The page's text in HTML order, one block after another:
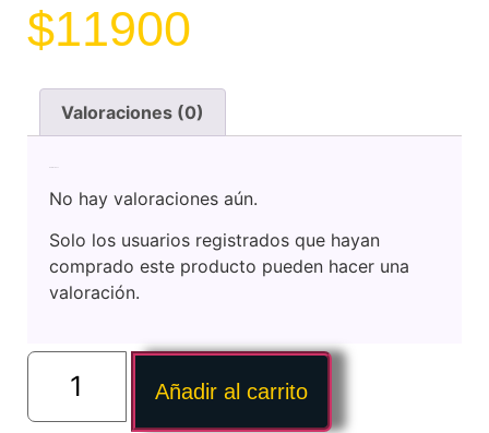
$11900
Valoraciones (0)
No hay valoraciones aún.
Solo los usuarios registrados que hayan
comprado este producto pueden hacer una
valoración.
Añadir al carrito